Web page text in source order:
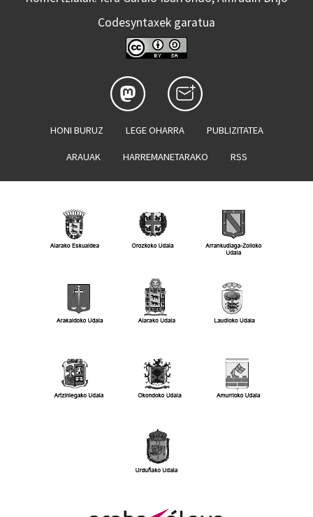
Codesyntaxek garatua
HONI BURUZ LEGE OHARRA PUBLIZITATEA
ARAUAK HARREMANETARAKO RSS